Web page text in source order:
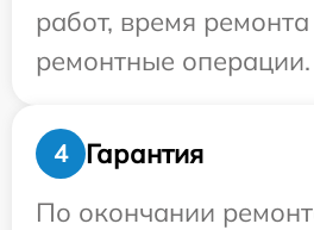
работ, время
ремонтные операции.
4
Гарантия
По окончании